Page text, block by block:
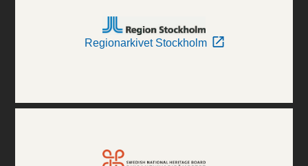
Regionarkivet Stockholm